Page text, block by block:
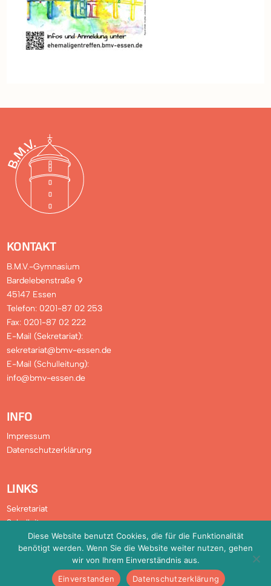
KONTAKT
B.M.V.-Gymnasium
Bardelebenstraße 9
45147 Essen
Telefon: 0201-87 02 253
Fax: 0201-87 02 222
E-Mail (Sekretariat):
sekretariat@bmv-essen.de
E-Mail (Schulleitung):
info@bmv-essen.de
INFO
Impressum
Datenschutzerklärung
LINKS
Sekretariat
Schulleitung
Verwaltung
Downloads
Diese Website benutzt Cookies, die für die Funktionalität
benötigt werden. Wenn Sie die Website weiter nutzen, gehen
wir von Ihrem Einverständnis aus.
Einverstanden
Datenschutzerklärung